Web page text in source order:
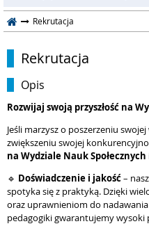
Rekrutacja
Rekrutacja
Opis
Rozwijaj swoją przyszłość na
Jeśli marzysz o poszerzeniu
zwiększeniu swojej
na Wydziale Nauk Społecznych
🔹 Doświadczenie i jakość–
spotyka się z praktyką. Dzięki
oraz uprawnieniom do
pedagogiki gwarantujemy wysoki